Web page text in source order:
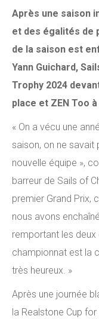
Après une saison
et des égalités de
de la saison est
Yann Guichard,
Trophy 2024
place et ZEN Too
« On a vécu une
saison, on ne savait
nouvelle équipe »,
barreur de Sails of
premier Grand Prix,
nous avons
remportant les deux
championnat est la
très heureux. »
Après une journée
la Realstone Cup